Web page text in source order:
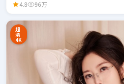
4.8 96万
超
清
4K